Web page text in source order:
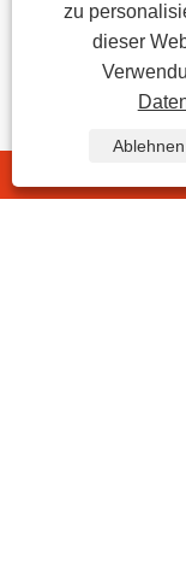
zu
dieser
Ablehnen